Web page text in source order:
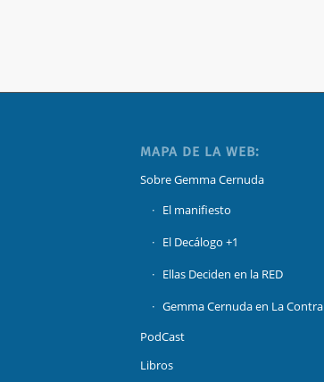
MAPA DE LA WEB:
Sobre Gemma Cernuda
El manifiesto
El Decálogo +1
Ellas Deciden en la RED
Gemma Cernuda en La Contra
PodCast
Libros